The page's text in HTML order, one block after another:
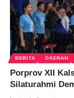
BERITA DAERAH
Porprov XII
Silaturahmi